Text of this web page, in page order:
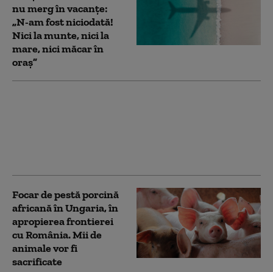
nu merg în vacanțe:
„N-am fost niciodată!
Nici la munte, nici la
mare, nici măcar în
oraș”
Focar de pestă porcină
africană în Ungaria, în
apropierea frontierei
cu România. Mii de
animale vor fi
sacrificate